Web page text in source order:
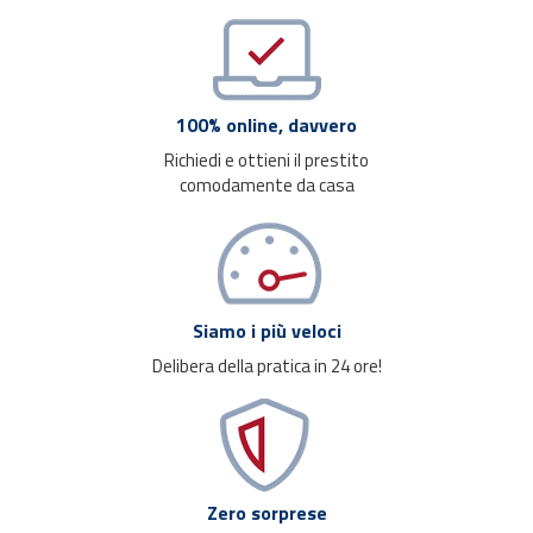
100% online, davvero
Richiedi e ottieni il prestito
comodamente da casa
Siamo i più veloci
Delibera della pratica in 24 ore!
Zero sorprese